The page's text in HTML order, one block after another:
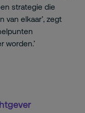
strategie die
van elkaar’, zegt
worden.’